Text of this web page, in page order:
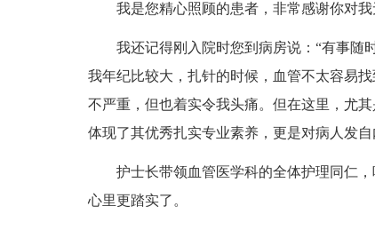
我是您精心照顾的患者，非常感谢你对我
我还记得刚入院时您到病房说：“有事
我年纪比较大，扎针的时候，血管不太容易
不严重，但也着实令我头痛。但在这里，尤
体现了其优秀扎实专业素养，更是对病人发自
护士长带领血管医学科的全体护理同仁
心里更踏实了。